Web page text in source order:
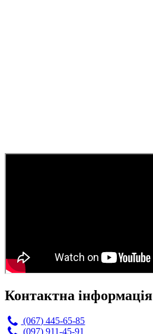
Контактна інформація
(067) 445-65-85
(097) 911-45-91